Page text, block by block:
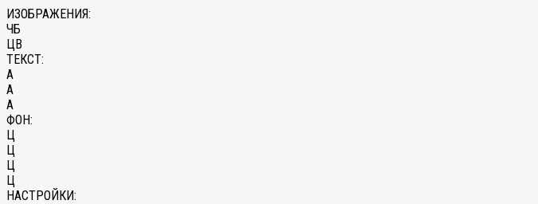
ИЗОБРАЖЕНИЯ:
ЧБ
ЦВ
ТЕКСТ:
A
A
A
ФОН:
Ц
Ц
Ц
Ц
НАСТРОЙКИ: